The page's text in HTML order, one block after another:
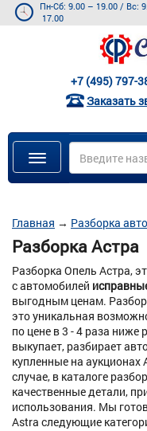
Пн-Сб: 9.00 – 19.00 / Вс:
17.00
+7 (495) 797-
Заказать
Главная → Разборка авто
Разборка Астра
Разборка Опель Астра,
с автомобилей
выгодным ценам.
это уникальная
по цене в 3 - 4 раза
выкупает, разбирает
купленные на
случае, в каталоге
качественные детали,
использования. Мы
Astra следующие